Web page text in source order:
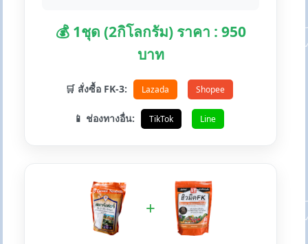
💰 1ชุด (2กิโลกรัม) ราคา : 950
บาท
🛒 สั่งซื้อ FK-3: Lazada Shopee
📱 ช่องทางอื่น: TikTok Line
+